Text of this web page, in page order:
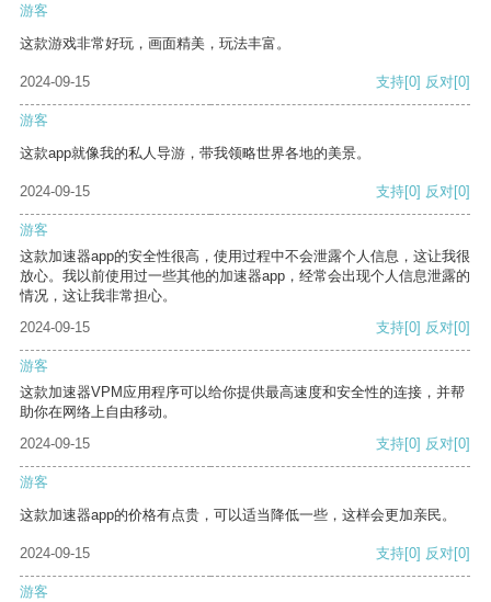
游客
这款游戏非常好玩，画面精美，玩法丰富。
2024-09-15 支持[0] 反对[0]
游客
这款app就像我的私人导游，带我领略世界各地的美景。
2024-09-15 支持[0] 反对[0]
游客
这款加速器app的安全性很高，使用过程中不会泄露个人信息，这让我很
放心。我以前使用过一些其他的加速器app，经常会出现个人信息泄露的
情况，这让我非常担心。
2024-09-15
支持[0] 反对[0]
游客
这款加速器VPM应用程序可以给你提供最高速度和安全性的连接，并帮
助你在网络上自由移动。
2024-09-15
支持[0] 反对[0]
游客
这款加速器app的价格有点贵，可以适当降低一些，这样会更加亲民。
2024-09-15 支持[0] 反对[0]
游客